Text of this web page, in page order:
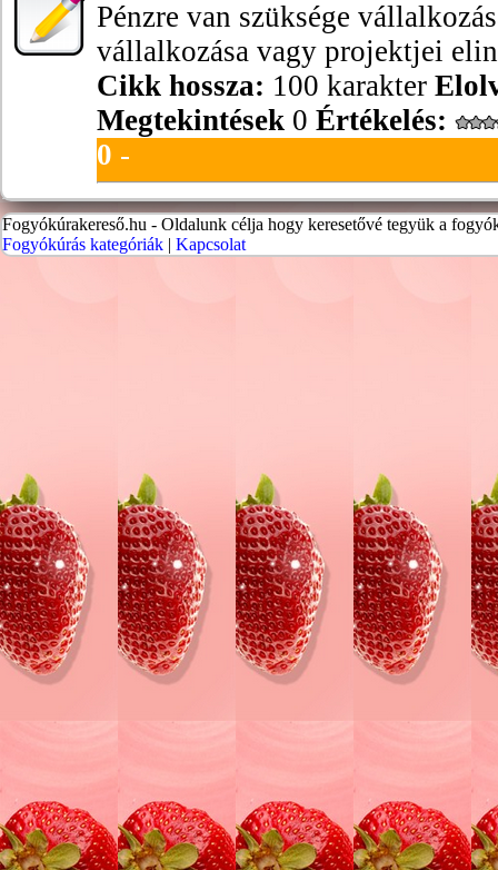
Pénzre van szüksége
vállalkozása vagy projektjei
Cikk hossza: 100 karakter
Megtekintések 0 Értékelés:
0 -
Fogyókúrakereső.hu - Oldalunk célja hogy keresetővé tegyük a
Fogyókúrás kategóriák | Kapcsolat